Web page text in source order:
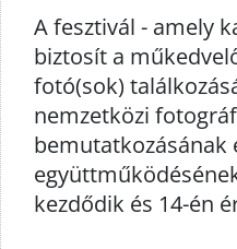
A fesztivál - amely
biztosít a
fotó(sok)
nemzetközi
bemutatkozásának
kezdődik és 14-én